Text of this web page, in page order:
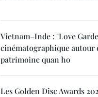
Vietnam–Inde : "Love
cinématographique autour
patrimoine quan ho
Les Golden Disc Awards